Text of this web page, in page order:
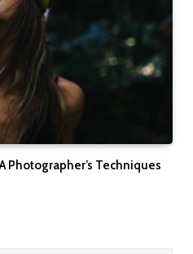
Photographer’s Techniques